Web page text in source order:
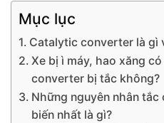
Mục lục
Catalytic converter là gì
Xe bị ì máy, hao xăng
converter bị tắc không?
Những nguyên nhân
biến nhất là gì?